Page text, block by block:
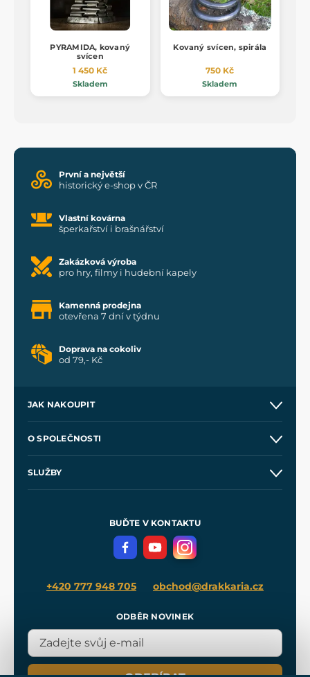
PYRAMIDA, kovaný
svícen
1 450 Kč
Skladem
Kovaný svícen, spirála
750 Kč
Skladem
První a největší
historický e-shop v ČR
Vlastní kovárna
šperkařství i brašnářství
Zakázková výroba
pro hry, filmy i hudební kapely
Kamenná prodejna
otevřena 7 dní v týdnu
Doprava na cokoliv
od 79,- Kč
JAK NAKOUPIT
Velkoobchod
O SPOLEČNOSTI
SLUŽBY
Meče pro Kingdom Come
BUĎTE V KONTAKTU
+420 777 948 705 obchod@drakkaria.cz
ODBĚR NOVINEK